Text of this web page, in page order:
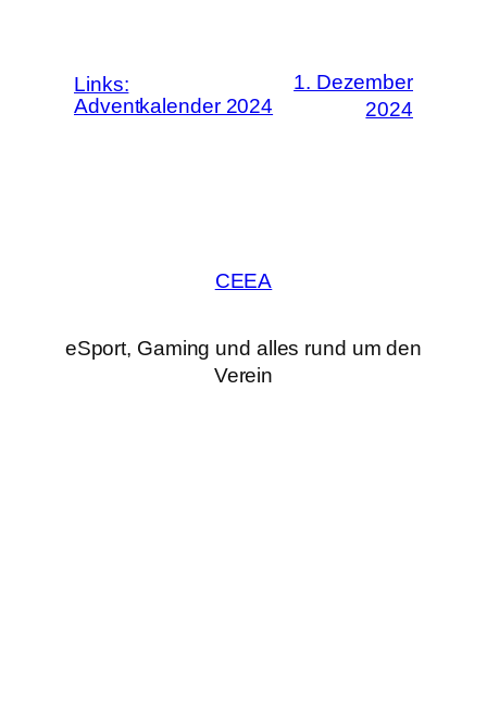
Links:
Adventkalender 2024
1. Dezember
2024
CEEA
eSport, Gaming und alles rund um den
Verein